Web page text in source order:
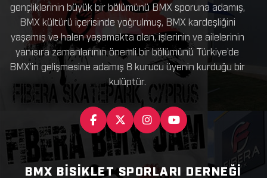
gençliklerinin büyük bir bölümünü BMX sporuna adamış,
BMX kültürü içerisinde yoğrulmuş, BMX kardeşliğini
yaşamış ve halen yaşamakta olan, işlerinin ve ailelerinin
yanısıra zamanlarının önemli bir bölümünü Türkiye’de
BMX’in gelişmesine adamış 8 kurucu üyenin kurduğu bir
kulüptür.
BMX BISIKLET SPORLARI DERNEĞI